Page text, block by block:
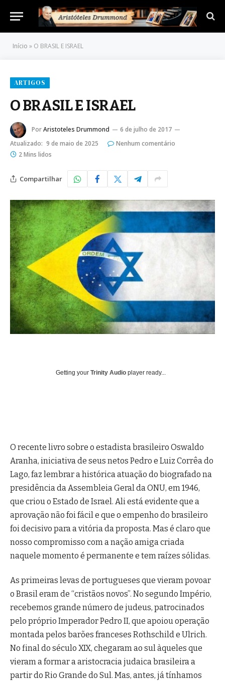
Início » O BRASIL E ISRAEL
ARTIGOS
O BRASIL E ISRAEL
PorAristoteles Drummond
6 de julho de 2017
Atualizado: 9 de maio de 2025
Nenhum comentário
2 Mins lidos
Compartilhar
Getting your Trinity Audio player ready...
O recente livro sobre o estadista brasileiro Oswaldo
Aranha, iniciativa de seus netos Pedro e Luiz Corrêa do
Lago, faz lembrar a histórica atuação do biografado na
presidência da Assembleia Geral da ONU, em 1946,
que criou o Estado de Israel. Ali está evidente que a
aprovação não foi fácil e que o empenho do brasileiro
foi decisivo para a vitória da proposta. Mas é claro que
nosso compromisso com a nação amiga criada
naquele momento é permanente e tem raízes sólidas.
As primeiras levas de portugueses que vieram povoar
o Brasil eram de “cristãos novos”. No segundo Império,
recebemos grande número de judeus, patrocinados
pelo próprio Imperador Pedro II, que apoiou operação
montada pelos barões franceses Rothschild e Ulrich.
No final do século XIX, chegaram ao sul àqueles que
vieram a formar a aristocracia judaica brasileira a
partir do Rio Grande do Sul. Mas, antes, já tínhamos